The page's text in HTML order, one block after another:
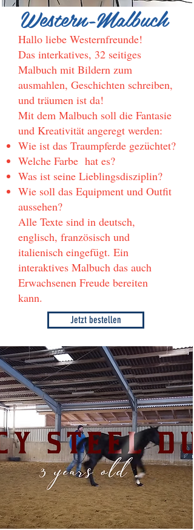
Western-Malbuch
Hallo liebe Westernfreunde!
Das interkatives, 32 seitiges
Malbuch mit Bildern zum
ausmahlen, Geschichten schreiben,
und träumen ist da!
Mit dem Malbuch soll die Fantasie
und Kreativität angeregt werden:
Wie ist das Traumpferde gezüchtet?
Welche Farbe hat es?
Was ist seine Lieblingsdisziplin?
Wie soll das Equipment und Outfit
aussehen?
Alle Texte sind in deutsch,
englisch, französisch und
italienisch eingefügt. Ein
interaktives Malbuch das auch
Erwachsenen Freude bereiten
kann.
Jetzt bestellen